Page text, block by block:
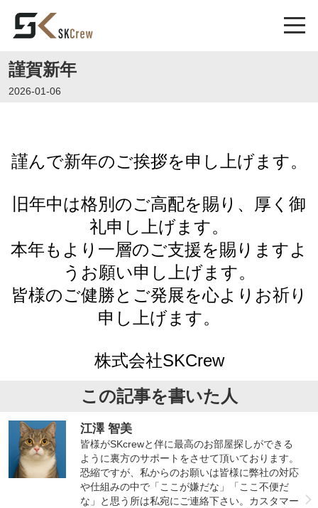
謹賀新年
2026-01-06
謹んで新年のご挨拶を申し上げます。
旧年中は格別のご高配を賜り、厚く御
礼申し上げます。
本年もより一層のご支援を賜りますよ
うお願い申し上げます。
皆様のご健勝とご発展を心よりお祈り
申し上げます。
株式会社SKCrew
この記事を書いた人
江澤 智美
皆様がSKcrewと伴に最高のお部屋探しができる
ように裏方のサポートをさせて頂いております。
恐縮ですが、私からのお願いは皆様に弊社の対応
や仕組みの中で「ここが嫌だな」「ここ不便だ
な」と思う所は私宛にご連絡下さい。カスタマー